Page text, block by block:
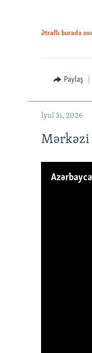
Ətraflı burada
Paylaş
İyul 31, 2026
Mərkəzi